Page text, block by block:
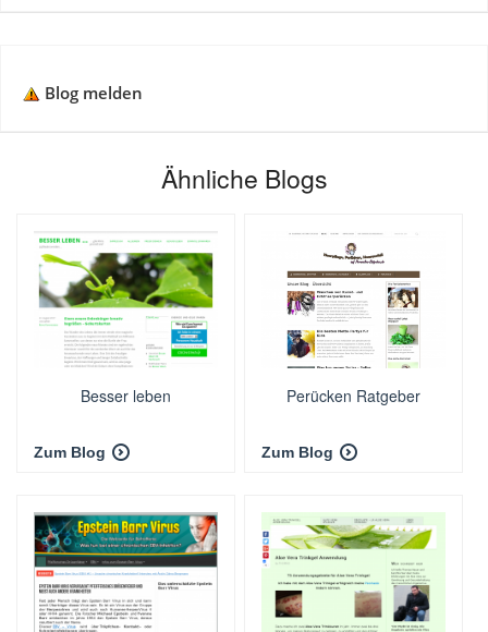
Blog melden
Ähnliche Blogs
Besser leben
Zum Blog
Perücken Ratgeber
Zum Blog